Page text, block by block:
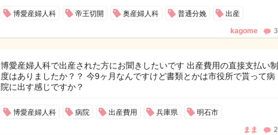
博愛産婦人科 帝王切開 奥産婦人科 普通分娩 出産
kagome 3
博愛産婦人科で出産された方にお聞きしたいです 出産費用の直接支払い制
度はありましたか？？ 今9ヶ月なんですけど書類とかは市役所で貰って病
院に出す感じですか？
博愛産婦人科 病院 出産費用 兵庫県 明石市
まま 2